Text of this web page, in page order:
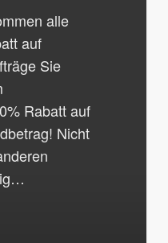
alle
auf
Sie
Rabatt auf
Nicht